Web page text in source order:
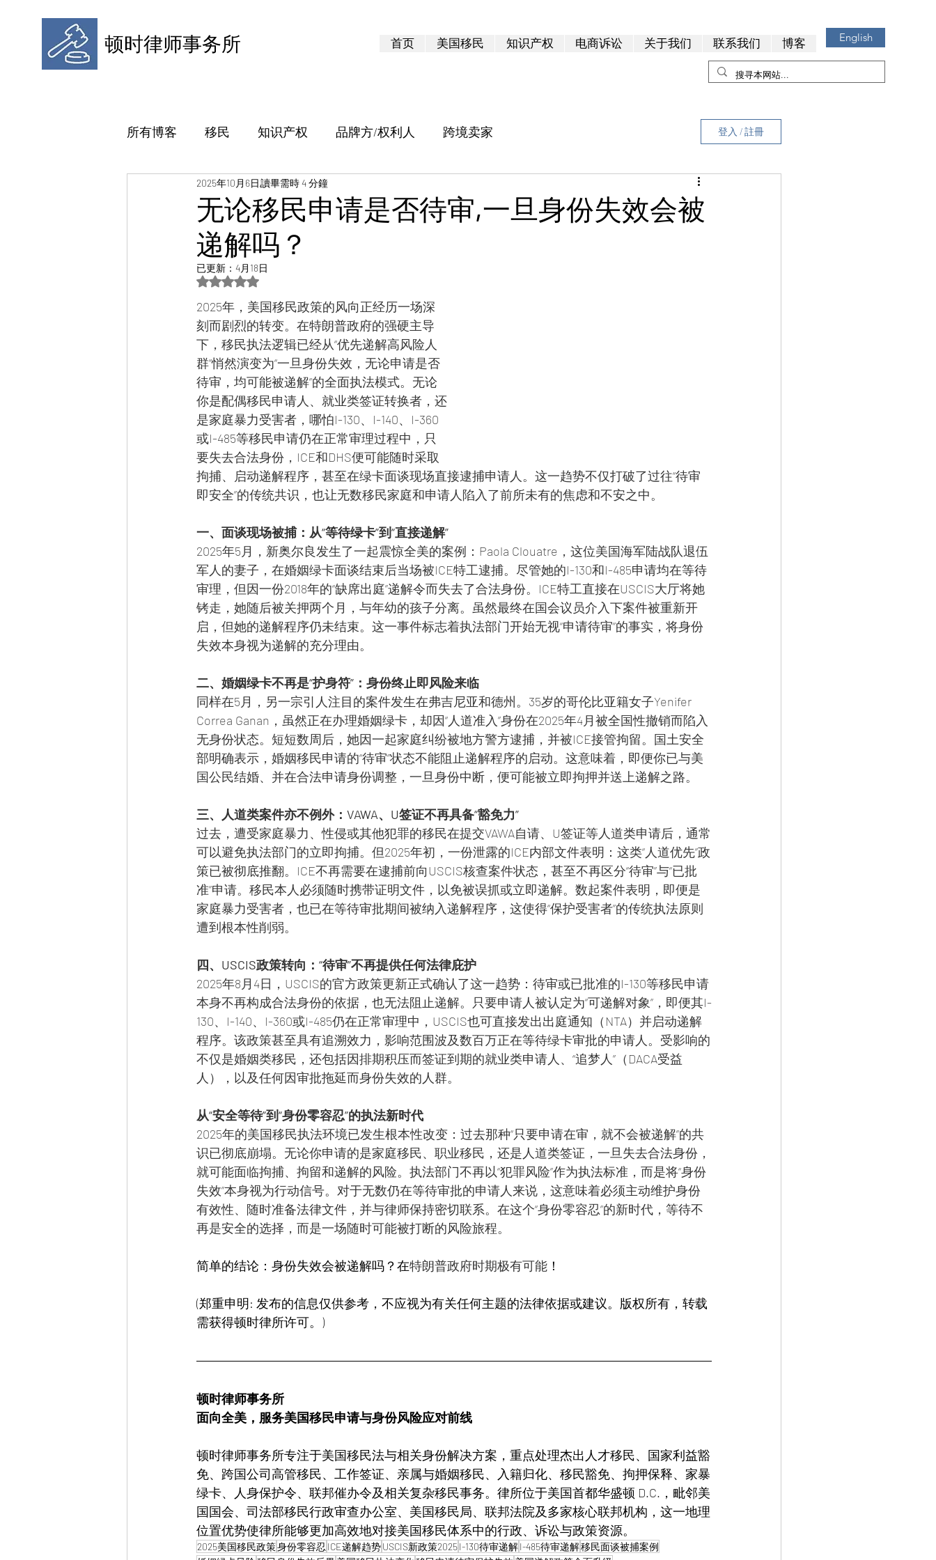
顿时律师事务所 首页 美国移民 知识产权 电商诉讼 关于我们 联系我们 博客 English
所有博客 移民 知识产权 品牌方/权利人 跨境卖家 登入 / 註冊
无论移民申请是否待审,一旦身份失效会被
递解吗？
2025年10月6日讀畢需時 4 分鐘
已更新： 4月18日
評等為 NaN（最高為 5 顆星）。
2025年，美国移民政策的风向正经历一场深
刻而剧烈的转变。在特朗普政府的强硬主导
下，移民执法逻辑已经从“优先递解高风险人
群”悄然演变为“一旦身份失效，无论申请是否
待审，均可能被递解”的全面执法模式。无论
你是配偶移民申请人、就业类签证转换者，还
是家庭暴力受害者，哪怕I-130、I-140、I-360
或I-485等移民申请仍在正常审理过程中，只
要失去合法身份，ICE和DHS便可能随时采取
拘捕、启动递解程序，甚至在绿卡面谈现场直接逮捕申请人。这一趋势不仅打破了过往“待审
即安全”的传统共识，也让无数移民家庭和申请人陷入了前所未有的焦虑和不安之中。
一、面谈现场被捕：从“等待绿卡”到“直接递解”
2025年5月，新奥尔良发生了一起震惊全美的案例：Paola Clouatre，这位美国海军陆战队退伍
军人的妻子，在婚姻绿卡面谈结束后当场被ICE特工逮捕。尽管她的I-130和I-485申请均在等待
审理，但因一份2018年的“缺席出庭”递解令而失去了合法身份。ICE特工直接在USCIS大厅将她
铐走，她随后被关押两个月，与年幼的孩子分离。虽然最终在国会议员介入下案件被重新开
启，但她的递解程序仍未结束。这一事件标志着执法部门开始无视“申请待审”的事实，将身份
失效本身视为递解的充分理由。
二、婚姻绿卡不再是“护身符”：身份终止即风险来临
同样在5月，另一宗引人注目的案件发生在弗吉尼亚和德州。35岁的哥伦比亚籍女子Yenifer
Correa Ganan，虽然正在办理婚姻绿卡，却因“人道准入”身份在2025年4月被全国性撤销而陷入
无身份状态。短短数周后，她因一起家庭纠纷被地方警方逮捕，并被ICE接管拘留。国土安全
部明确表示，婚姻移民申请的“待审”状态不能阻止递解程序的启动。这意味着，即便你已与美
国公民结婚、并在合法申请身份调整，一旦身份中断，便可能被立即拘押并送上递解之路。
三、人道类案件亦不例外：VAWA、U签证不再具备“豁免力”
过去，遭受家庭暴力、性侵或其他犯罪的移民在提交VAWA自请、U签证等人道类申请后，通常
可以避免执法部门的立即拘捕。但2025年初，一份泄露的ICE内部文件表明：这类“人道优先”政
策已被彻底推翻。ICE不再需要在逮捕前向USCIS核查案件状态，甚至不再区分“待审”与“已批
准”申请。移民本人必须随时携带证明文件，以免被误抓或立即递解。数起案件表明，即便是
家庭暴力受害者，也已在等待审批期间被纳入递解程序，这使得“保护受害者”的传统执法原则
遭到根本性削弱。
四、USCIS政策转向：“待审”不再提供任何法律庇护
2025年8月4日，USCIS的官方政策更新正式确认了这一趋势：待审或已批准的I-130等移民申请
本身不再构成合法身份的依据，也无法阻止递解。只要申请人被认定为“可递解对象”，即便其I-
130、I-140、I-360或I-485仍在正常审理中，USCIS也可直接发出出庭通知（NTA）并启动递解
程序。该政策甚至具有追溯效力，影响范围波及数百万正在等待绿卡审批的申请人。受影响的
不仅是婚姻类移民，还包括因排期积压而签证到期的就业类申请人、“追梦人”（DACA受益
人），以及任何因审批拖延而身份失效的人群。
从“安全等待”到“身份零容忍”的执法新时代
2025年的美国移民执法环境已发生根本性改变：过去那种“只要申请在审，就不会被递解”的共
识已彻底崩塌。无论你申请的是家庭移民、职业移民，还是人道类签证，一旦失去合法身份，
就可能面临拘捕、拘留和递解的风险。执法部门不再以“犯罪风险”作为执法标准，而是将“身份
失效”本身视为行动信号。对于无数仍在等待审批的申请人来说，这意味着必须主动维护身份
有效性、随时准备法律文件，并与律师保持密切联系。在这个“身份零容忍”的新时代，等待不
再是安全的选择，而是一场随时可能被打断的风险旅程。
简单的结论：身份失效会被递解吗？在特朗普政府时期极有可能 ！
(郑重申明: 发布的信息仅供参考，不应视为有关任何主题的法律依据或建议。版权所有，转载
需获得顿时律所许可。)
顿时律师事务所
面向全美，服务美国移民申请与身份风险应对前线
顿时律师事务所专注于美国移民法与相关身份解决方案，重点处理杰出人才移民、国家利益豁
免、跨国公司高管移民、工作签证、亲属与婚姻移民、入籍归化、移民豁免、拘押保释、家暴
绿卡、人身保护令、联邦催办令及相关复杂移民事务。律所位于美国首都华盛顿 D.C.，毗邻美
国国会、司法部移民行政审查办公室、美国移民局、联邦法院及多家核心联邦机构，这一地理
位置优势使律所能够更加高效地对接美国移民体系中的行政、诉讼与政策资源。
2025美国移民政策身份零容忍 ICE递解趋势USCIS新政策2025I-130待审递解I-485待审递解移民面谈被捕案例